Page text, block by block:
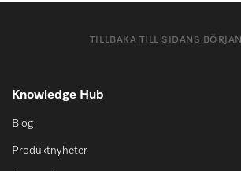
TILLBAKA TILL SIDANS BÖRJAN
Knowledge Hub
Blog
Produktnyheter